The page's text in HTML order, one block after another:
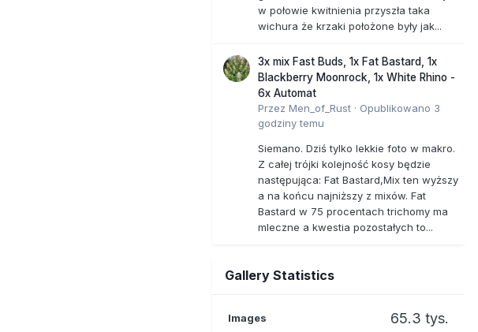
w połowie kwitnienia przyszła taka
wichura że krzaki położone były jak...
3x mix Fast Buds, 1x Fat Bastard, 1x
Blackberry Moonrock, 1x White Rhino -
6x Automat
Przez Men_of_Rust · Opublikowano 3
godziny temu
Siemano. Dziś tylko lekkie foto w makro.
Z całej trójki kolejność kosy będzie
następująca: Fat Bastard,Mix ten wyższy
a na końcu najniższy z mixów. Fat
Bastard w 75 procentach trichomy ma
mleczne a kwestia pozostałych to...
Gallery Statistics
Images 65.3 tys.